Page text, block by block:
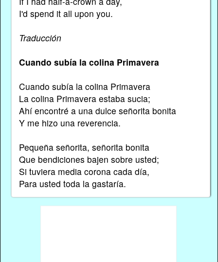
I'd spend it all upon you.
Traducción
Cuando subía la colina Primavera
Cuando subía la colina Primavera
La colina Primavera estaba sucia;
Ahí encontré a una dulce señorita bonita
Y me hizo una reverencia.
Pequeña señorita, señorita bonita
Que bendiciones bajen sobre usted;
Si tuviera media corona cada día,
Para usted toda la gastaría.